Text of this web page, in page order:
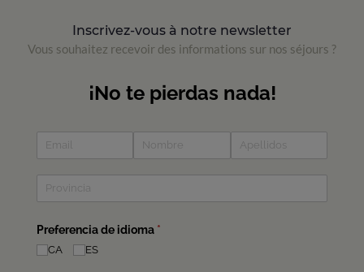
Inscrivez-vous à notre newsletter
Vous souhaitez recevoir des informations sur nos séjours ?